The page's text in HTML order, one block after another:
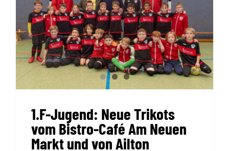
1.F-Jugend: Neue Trikots vom
Bistro-Café Am Neuen Markt
und von Ailton
1.F-Jugend: Neue Trikots
vom Bistro-Café Am Neuen
Markt und von Ailton